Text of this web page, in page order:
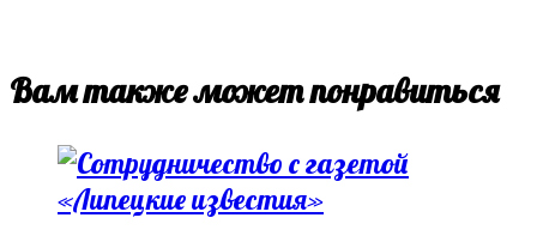
Вам также может понравиться